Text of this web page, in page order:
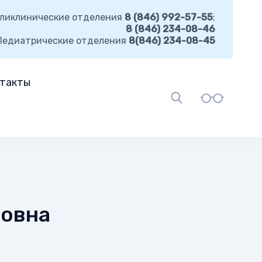
отделения 8 (846) 992-57-55;
8 (846) 234-08-46
отделения 8(846) 234-08-45